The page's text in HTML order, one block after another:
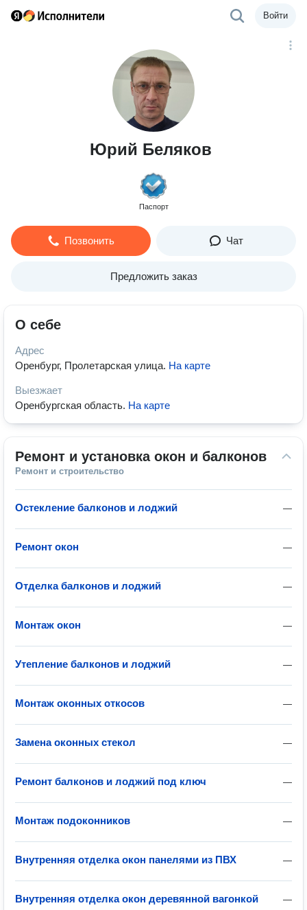
Войти
Юрий Беляков
Паспорт
Позвонить Чат
Предложить заказ
О себе
Адрес
Оренбург, Пролетарская улица. На карте
Выезжает
Оренбургская область. На карте
Ремонт и установка окон и балконов
Ремонт и строительство
—
Остекление балконов и лоджий
—
Ремонт окон
—
Отделка балконов и лоджий
—
Монтаж окон
—
Утепление балконов и лоджий
—
Монтаж оконных откосов
—
Замена оконных стекол
—
Ремонт балконов и лоджий под ключ
—
Монтаж подоконников
—
Внутренняя отделка окон панелями из ПВХ
—
Внутренняя отделка окон деревянной вагонкой